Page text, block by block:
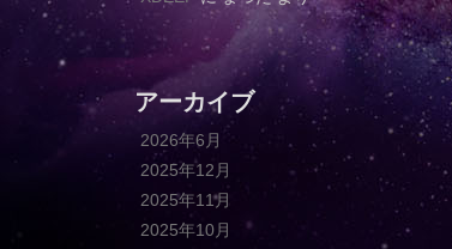
アーカイブ
2026年6月
2025年12月
2025年11月
2025年10月